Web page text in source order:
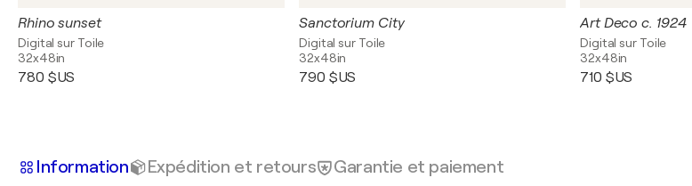
Rhino sunset
Digital sur Toile
32x48in
780 $US
Sanctorium City
Digital sur Toile
32x48in
790 $US
Art Deco c. 1924
Digital sur Toile
32x48in
710 $US
Information Expédition et retours Garantie et paiement